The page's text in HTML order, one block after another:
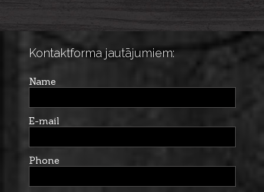
Kontaktforma jautājumiem:
Name
E-mail
Phone